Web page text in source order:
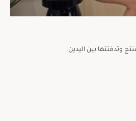
وتدفئتها بين اليدين.